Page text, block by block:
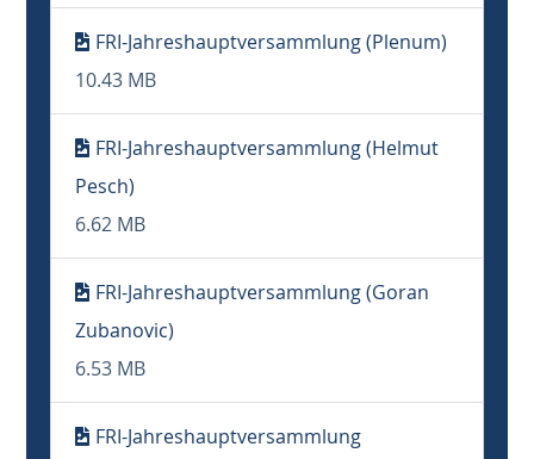
FRI-Jahreshauptversammlung (Plenum)
10.43 MB
FRI-Jahreshauptversammlung (Helmut
Pesch)
6.62 MB
FRI-Jahreshauptversammlung (Goran
Zubanovic)
6.53 MB
FRI-Jahreshauptversammlung